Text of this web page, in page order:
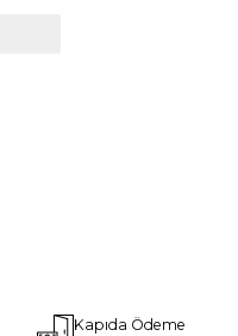
Kapıda Ödeme